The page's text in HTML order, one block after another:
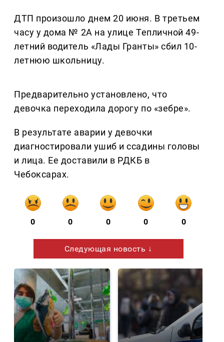
ДТП произошло днем 20 июня. В третьем
часу у дома № 2А на улице Тепличной 49-
летний водитель «Лады Гранты» сбил 10-
летнюю школьницу.
Предварительно установлено, что
девочка переходила дорогу по «зебре».
В результате аварии у девочки
диагностировали ушиб и ссадины головы
и лица. Ее доставили в РДКБ в
Чебоксарах.
0 0 0 0 0
Следующая новость ↓